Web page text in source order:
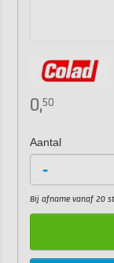
0,50
Aantal
-
Bij afname vanaf 20